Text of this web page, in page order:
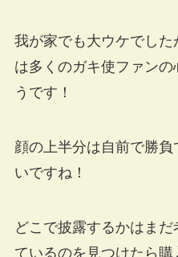
我が家でも大ウケでし
は多くのガキ使ファン
うです！
顔の上半分は自前で勝
いですね！
どこで披露するかはま
ているのを見つけたら購